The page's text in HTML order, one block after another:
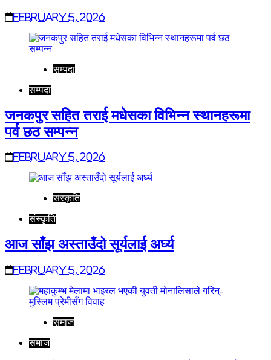
February 5, 2026
सम्पदा
सम्पदा
जनकपुर सहित तराई मधेसका विभिन्न स्थानहरूमा
पर्व छठ सम्पन्न
February 5, 2026
संस्कृति
संस्कृति
आज साँझ अस्ताउँदो सूर्यलाई अर्घ्य
February 5, 2026
समाज
समाज